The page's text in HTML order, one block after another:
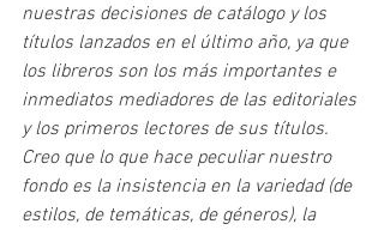
nuestras decisiones de catálogo y los
títulos lanzados en el último año, ya que
los libreros son los más importantes e
inmediatos mediadores de las editoriales
y los primeros lectores de sus títulos.
Creo que lo que hace peculiar nuestro
fondo es la insistencia en la variedad (de
estilos, de temáticas, de géneros), la